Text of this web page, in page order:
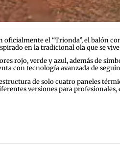
oficialmente el “Trionda”, el balón
en la tradicional ola que se
rojo, verde y azul, además de
con tecnología avanzada de
de solo cuatro paneles
versiones para